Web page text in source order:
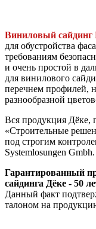
Виниловый сайдинг
для обустройства
требованиям
и очень простой в
для винилового
перечнем профилей,
разнообразной
Вся продукция Дёке,
«Строительные
под строгим
Systemlosungen Gmbh.
Гарантированный
сайдинга Дёке - 50
Данный факт
талоном на